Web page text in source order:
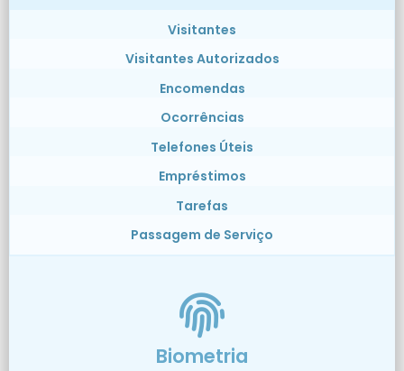
Visitantes
Visitantes Autorizados
Encomendas
Ocorrências
Telefones Úteis
Empréstimos
Tarefas
Passagem de Serviço
Biometria